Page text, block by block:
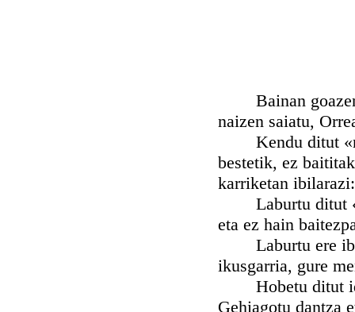
Bainan goazen
naizen saiatu,
Kendu ditut
bestetik, ez
karriketan
Laburtu ditut
eta ez hain
Laburtu ere
ikusgarria, gure
Hobetu ditut
Gehiagotu dantza